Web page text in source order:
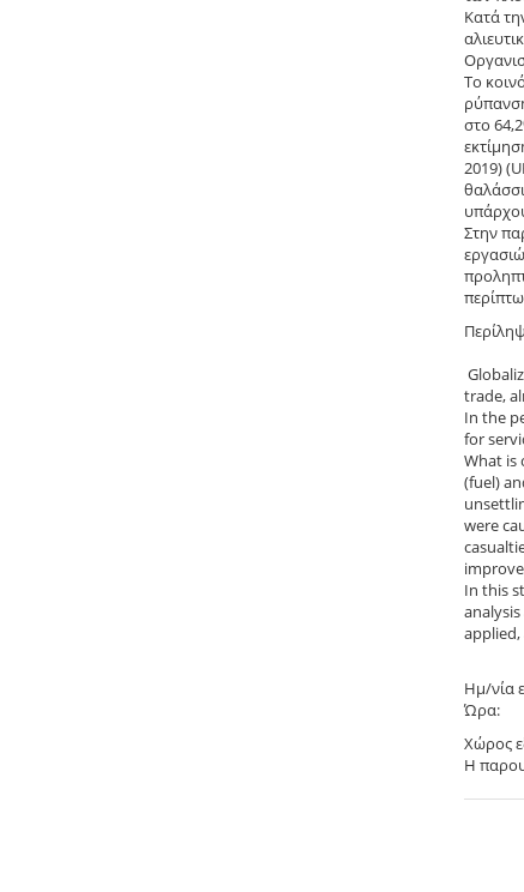
Κατά
Το
στο
2019)
Στην
trade,
In the
for
What is
(fuel)
were
In this
Ημ/νία
Ώρα:
Χώρος
Η